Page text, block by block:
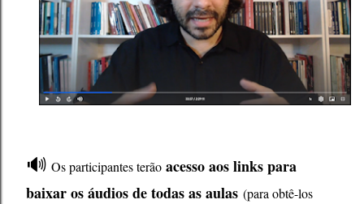
🔊 Os participantes terão acesso aos links para
baixar os áudios de todas as aulas (para obtê-los